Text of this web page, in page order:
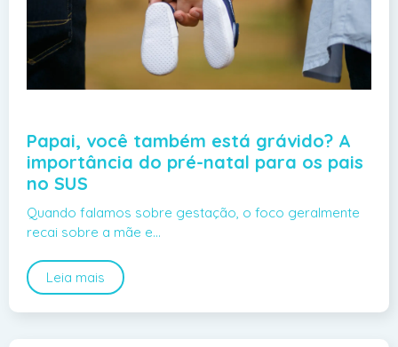
Papai, você também está grávido? A
importância do pré-natal para os pais
no SUS
Quando falamos sobre gestação, o foco geralmente
recai sobre a mãe e…
Leia mais